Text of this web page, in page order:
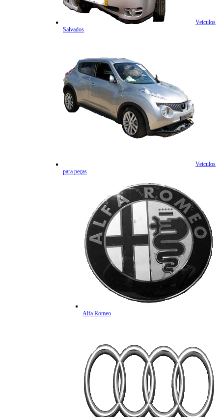
Veiculos
Salvados
Veiculos
para peças
Alfa Romeo